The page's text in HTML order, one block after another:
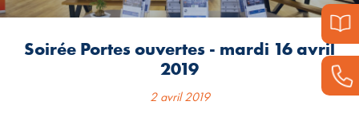
Soirée Portes ouvertes - mardi 16 avril
2019
2 avril 2019